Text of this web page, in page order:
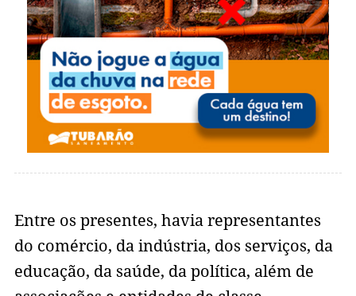
Entre os presentes, havia representantes
do comércio, da indústria, dos serviços, da
educação, da saúde, da política, além de